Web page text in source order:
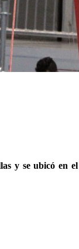
y se ubicó en